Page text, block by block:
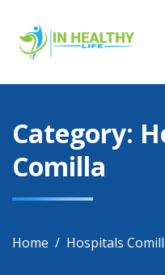
content
In Healthy Life
In Healthy Life, Healthy
Doctor Listing
Category:
Comilla
Home Hospitals